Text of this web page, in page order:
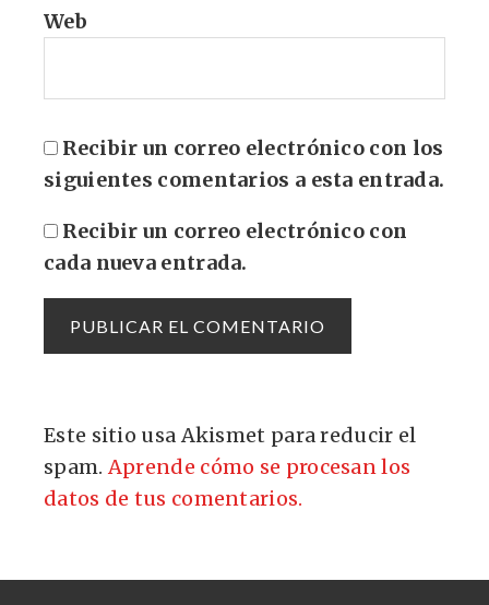
Web
Recibir un correo electrónico con los
siguientes comentarios a esta entrada.
Recibir un correo electrónico con
cada nueva entrada.
Este sitio usa Akismet para reducir el
spam.Aprende cómo se procesan los
datos de tus comentarios.